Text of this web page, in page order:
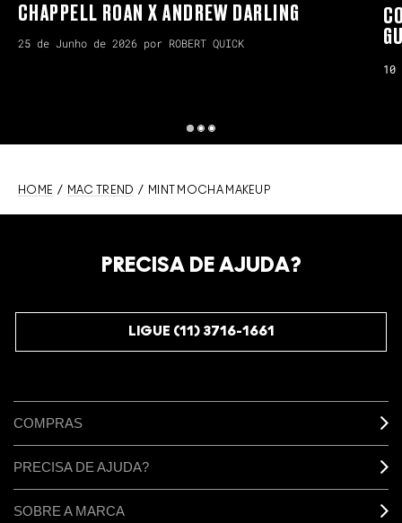
CHAPPELL ROAN X ANDREW DARLING
25 de Junho de 2026 por ROBERT QUICK
10
HOME / MAC TREND / MINT MOCHA MAKEUP
PRECISA DE AJUDA?
LIGUE (11) 3716-1661
COMPRAS
PRECISA DE AJUDA?
SOBRE A MARCA